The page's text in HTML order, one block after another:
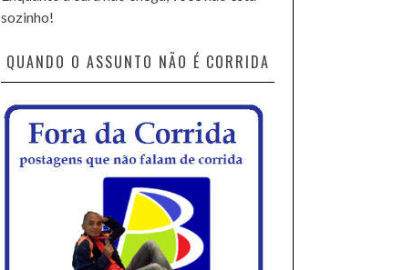
sozinho!
QUANDO O ASSUNTO NÃO É CORRIDA